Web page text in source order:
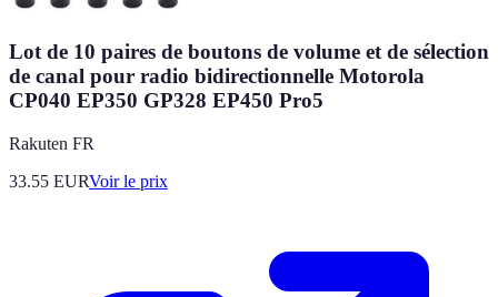
Lot de 10 paires de boutons de volume et de sélection
de canal pour radio bidirectionnelle Motorola
CP040 EP350 GP328 EP450 Pro5
Rakuten FR
33.55 EURVoir le prix